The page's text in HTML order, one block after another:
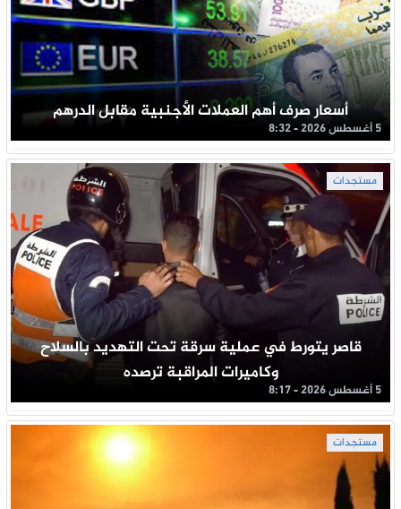
أسعار صرف أهم العملات الأجنبية مقابل الدرهم
5 أغسطس 2026 - 8:32
مستجدات
قاصر يتورط في عملية سرقة تحت التهديد بالسلاح
وكاميرات المراقبة ترصده
5 أغسطس 2026 - 8:17
مستجدات